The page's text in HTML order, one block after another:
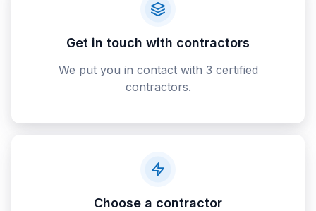
Get in touch with contractors
We put you in contact with 3 certified
contractors.
Choose a contractor